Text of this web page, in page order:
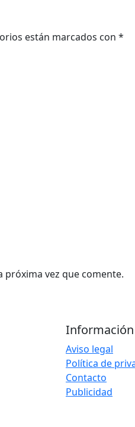
están marcados con *
vez que comente.
Información
Aviso legal
Política de
Contacto
Publicidad